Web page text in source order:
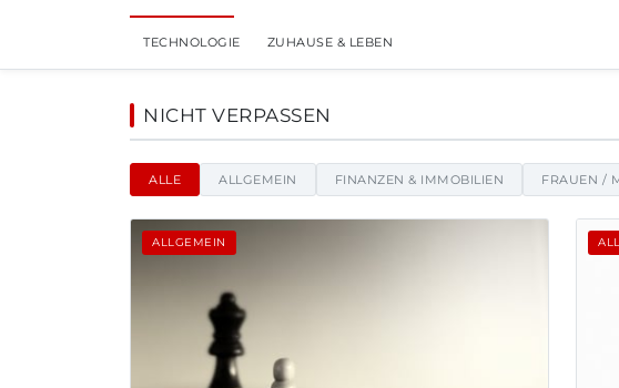
TECHNOLOGIE ZUHAUSE & LEBEN
New Energy Jobs -
NICHT VERPASSEN
ALLE ALLGEMEIN FINANZEN & IMMOBILIEN FRAUEN /
ALLGEMEIN